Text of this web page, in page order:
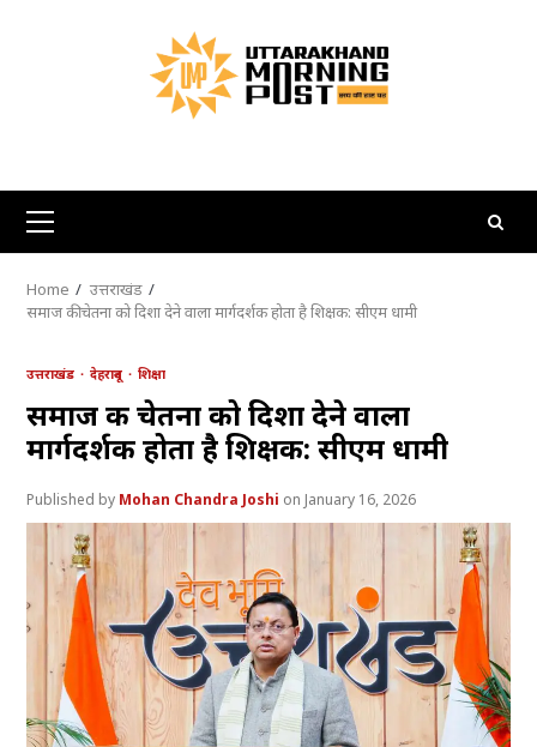
Primary
Menu
Home
उत्तराखंड
समाज की चेतना को दिशा देने वाला मार्गदर्शक होता है शिक्षक: सीएम धामी
उत्तराखंड देहरादून शिक्षा
समाज की चेतना को दिशा देने वाला
मार्गदर्शक होता है शिक्षक: सीएम धामी
Mohan Chandra Joshi January 16, 2026